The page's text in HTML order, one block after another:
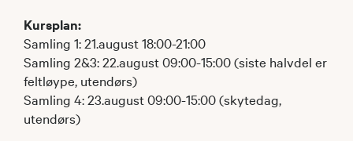
Kursplan:
Samling 1: 21.august 18:00-21:00
Samling 2&3: 22.august 09:00-15:00 (siste halvdel er
feltløype, utendørs)
Samling 4: 23.august 09:00-15:00 (skytedag,
utendørs)